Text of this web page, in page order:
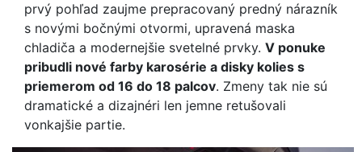
prvý pohľad zaujme prepracovaný predný nárazník
s novými bočnými otvormi, upravená maska
chladiča a modernejšie svetelné prvky. V ponuke
pribudli nové farby karosérie a disky kolies s
priemerom od 16 do 18 palcov. Zmeny tak nie sú
dramatické a dizajnéri len jemne retušovali
vonkajšie partie.